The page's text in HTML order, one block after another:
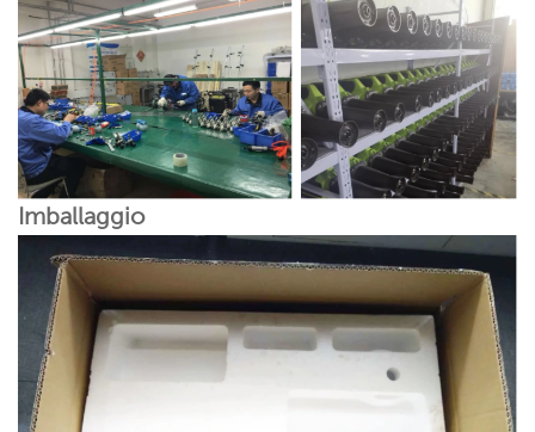
Imballaggio